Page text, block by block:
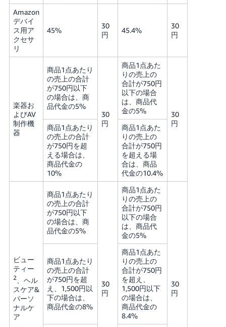
Amazon
デバイ
ス用ア
クセサ
リ
45%
30
円
45.4%
30
円
楽器お
よびAV
制作機
器
商品1点あたり
の売上の合計
が750円以下
の場合は、商
品代金の5%
30
円
商品1点あた
りの売上の
合計が750円
以下の場合
は、商品代
金の5%
30
円
商品1点あたり
の売上の合計
が750円を超
える場合は、
商品代金の
10%
商品1点あた
りの売上の
合計が750円
を超える場
合は、商品
代金の10.4%
ビュー
ティー
2、ヘル
スケア&
パーソ
ナルケ
ア
商品1点あたり
の売上の合計
が750円以下
の場合は、商
品代金の5%
30
円
商品1点あた
りの売上の
合計が750円
以下の場合
は、商品代
金の5%
30
円
商品1点あたり
の売上の合計
が750円を超
え、1,500円以
下の場合は、
商品代金の8%
商品1点あた
りの売上の
合計が750円
を超え、
1,500円以下
の場合は、
商品代金の
8.4%